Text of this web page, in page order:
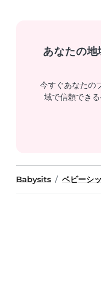
あなたの地
今すぐあなたの
域で信頼でき
Babysits ベビーシ